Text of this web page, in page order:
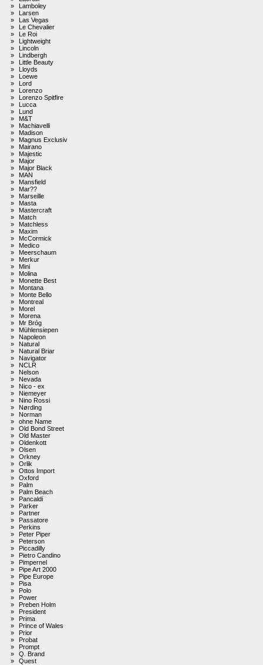
»
Lamboley
»
Larsen
»
Las Vegas
»
Le Chevalier
»
Le Roi
»
Lightweight
»
Lincoln
»
Lindbergh
»
Little Beauty
»
Lloyds
»
Loewe
»
Lord
»
Lorenzo
»
Lorenzo Spitfire
»
Lucca
»
Lund
»
M&T
»
Machiavelli
»
Madison
»
Magnus Exclusiv
»
Mairano
»
Majestic
»
Major
»
Major Black
»
MAN
»
Mansfield
»
Mar??
»
Marseille
»
Masta
»
Mastercraft
»
Match
»
Matchless
»
Maxim
»
McCormick
»
Medico
»
Meerschaum
»
Merkur
»
Mini
»
Molina
»
Monette Best
»
Montana
»
Monte Bello
»
Montreal
»
Morel
»
Morena
»
Mr Bróg
»
Mühlensiepen
»
Napoleon
»
Natural
»
Natural Briar
»
Navigator
»
NCLR
»
Nelson
»
Nevada
»
Nico - ex
»
Niemeyer
»
Nino Rossi
»
Nørding
»
Norman
»
ohne Name
»
Old Bond Street
»
Old Master
»
Oldenkott
»
Olsen
»
Orkney
»
Orlik
»
Ottos Import
»
Oxford
»
Palm
»
Palm Beach
»
Pancaldi
»
Parker
»
Partner
»
Passatore
»
Perkins
»
Peter Piper
»
Peterson
»
Piccadilly
»
Pietro Candino
»
Pimpernel
»
Pipe Art 2000
»
Pipe Europe
»
Pisa
»
Polo
»
Power
»
Preben Holm
»
President
»
Prima
»
Prince of Wales
»
Prior
»
Probat
»
Prompt
»
Q. Brand
»
Quest